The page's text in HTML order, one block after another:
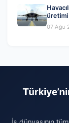
üretimi
07 Ağu